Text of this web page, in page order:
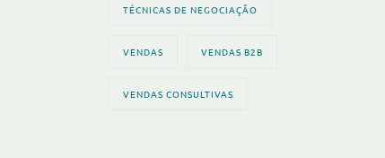
TÉCNICAS DE NEGOCIAÇÃO
VENDAS VENDAS B2B
VENDAS CONSULTIVAS